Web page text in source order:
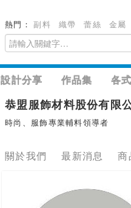
熱門：副料 織帶 蕾絲 金屬
設計分享 作品集 各
恭盟服飾材料股份有限
時尚、服飾專業輔料領導者
關於我們 最新消息 商